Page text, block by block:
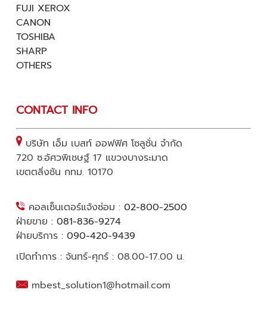
FUJI XEROX
CANON
TOSHIBA
SHARP
OTHERS
CONTACT INFO
บริษัท เอ็ม เบสท์ ออฟฟิศ โซลูชั่น จำกัด
720 ซ.อัศวพิเชษฐ์ 17 แขวงบางระมาด
เขตตลิ่งชัน กทม. 10170
คอลเซ็นเตอร์แจ้งซ่อม : 02-800-2500
ฝ่ายขาย : 081-836-9274
ฝ่ายบริการ : 090-420-9439
เปิดทำการ : จันทร์-ศุกร์ : 08.00-17.00 น.
mbest_solution1@hotmail.com